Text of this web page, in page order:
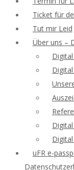
Ticket für
Tut mir Leid
Über uns –
uFR e-